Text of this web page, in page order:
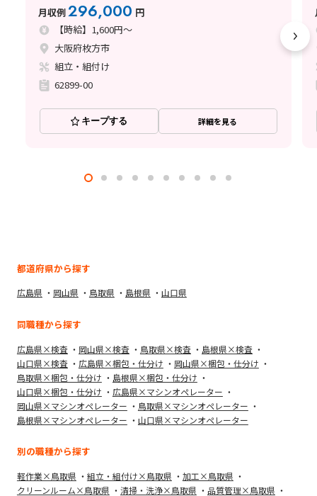
月収例296,000 円
【時給】1,600円～
大阪府枚方市
組立・組付け
62899-00
キープする 詳細を見る
都道府県から探す
広島県 岡山県 鳥取県 島根県 山口県
同職種から探す
広島県×検査 岡山県×検査 鳥取県×検査
島根県×検査
山口県×検査
広島県×梱包・仕分け
岡山県×梱包・仕分け
鳥取県×梱包・仕分け
島根県×梱包・仕分け
山口県×梱包・仕分け
広島県×マシンオペレーター
岡山県×マシンオペレーター
鳥取県×マシンオペレーター
島根県×マシンオペレーター
山口県×マシンオペレーター
別の職種から探す
軽作業×鳥取県 組立・組付け×鳥取県
加工×鳥取県
クリーンルーム×鳥取県
清掃・洗浄×鳥取県
品質管理×鳥取県